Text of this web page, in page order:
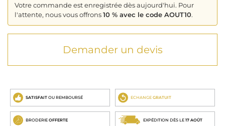
Votre commande est enregistrée dès aujourd'hui. Pour
l'attente, nous vous offrons10 % avec le code AOUT10.
Demander un devis
SATISFAIT OU REMBOURSÉ ECHANGE GRATUIT
BRODERIE OFFERTE EXPÉDITION DÈS LE 17 AOÛT